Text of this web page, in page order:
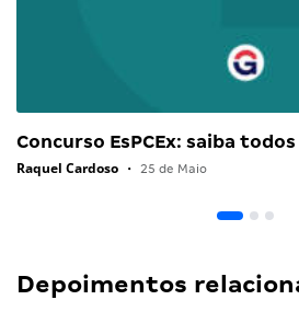
Concurso EsPCEx: saiba
Raquel Cardoso • 25 de Maio
Depoimentos